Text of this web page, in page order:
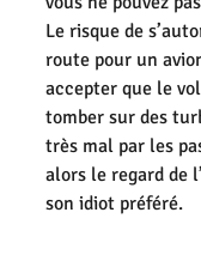
Le risque de
route pour un
accepter que le
tomber sur des
très mal par les
alors le regard de
son idiot préféré.